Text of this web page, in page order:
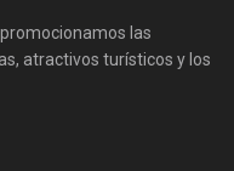
las
atractivos turísticos y los